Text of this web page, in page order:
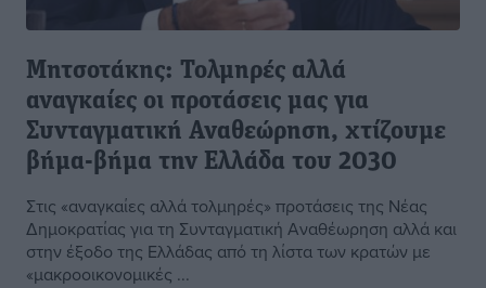
Μητσοτάκης: Τολμηρές αλλά
αναγκαίες οι προτάσεις μας για
Συνταγματική Αναθεώρηση, χτίζουμε
βήμα-βήμα την Ελλάδα του 2030
Στις «αναγκαίες αλλά τολμηρές» προτάσεις της Νέας
Δημοκρατίας για τη Συνταγματική Αναθέωρηση αλλά και
στην έξοδο της Ελλάδας από τη λίστα των κρατών με
«μακροοικονομικές ...